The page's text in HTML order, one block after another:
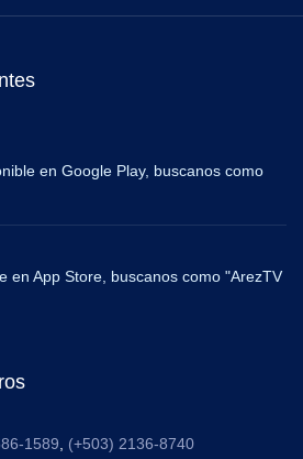
en Google Play, buscanos como
en App Store, buscanos como "ArezTV
1589 (+503) 2136-8740